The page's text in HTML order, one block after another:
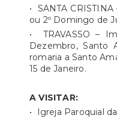
• SANTA
ou 2º Domingo de
• TRAVASSO –
Dezembro, Santo
romaria a Santo
15 de Janeiro.
A VISITAR:
• Igreja Paroquial